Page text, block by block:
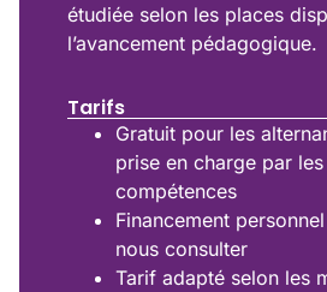
étudiée selon les places
l’avancement pédagogique.
Tarifs
Gratuit pour les
prise en charge par
compétences
Financement
nous consulter
Tarif adapté selon les